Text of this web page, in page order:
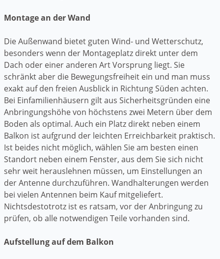
Montage an der Wand
Die Außenwand bietet guten Wind- und Wetterschutz,
besonders wenn der Montageplatz direkt unter dem
Dach oder einer anderen Art Vorsprung liegt. Sie
schränkt aber die Bewegungsfreiheit ein und man muss
exakt auf den freien Ausblick in Richtung Süden achten.
Bei Einfamilienhäusern gilt aus Sicherheitsgründen eine
Anbringungshöhe von höchstens zwei Metern über dem
Boden als optimal. Auch ein Platz direkt neben einem
Balkon ist aufgrund der leichten Erreichbarkeit praktisch.
Ist beides nicht möglich, wählen Sie am besten einen
Standort neben einem Fenster, aus dem Sie sich nicht
sehr weit herauslehnen müssen, um Einstellungen an
der Antenne durchzuführen. Wandhalterungen werden
bei vielen Antennen beim Kauf mitgeliefert.
Nichtsdestotrotz ist es ratsam, vor der Anbringung zu
prüfen, ob alle notwendigen Teile vorhanden sind.
Aufstellung auf dem Balkon